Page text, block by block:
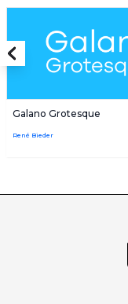
Galano Grotesque
René Bieder